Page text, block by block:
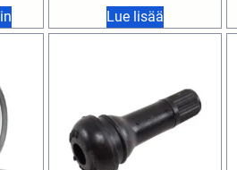
Lue lisää